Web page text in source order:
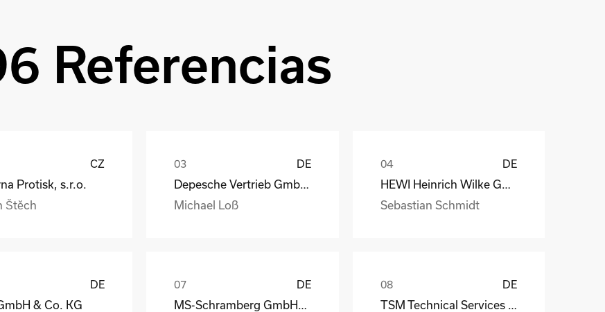
Referencias
CZ
Protisk, s.r.o.
Štěch
DE
Michael Loß
DE
Sebastian Schmidt
DE
& Co. KG
DE
MS-Schramberg GmbH&Co. KG
DE
TSM Technical Services & Marine Logistics GmbH